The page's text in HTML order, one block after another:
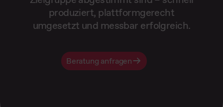
produziert, plattformgerecht
umgesetzt und messbar erfolgreich.
Beratung anfragen